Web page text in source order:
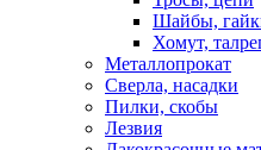
Шайбы,
Хомут,
Металлопрокат
Сверла, насадки
Пилки, скобы
Лезвия